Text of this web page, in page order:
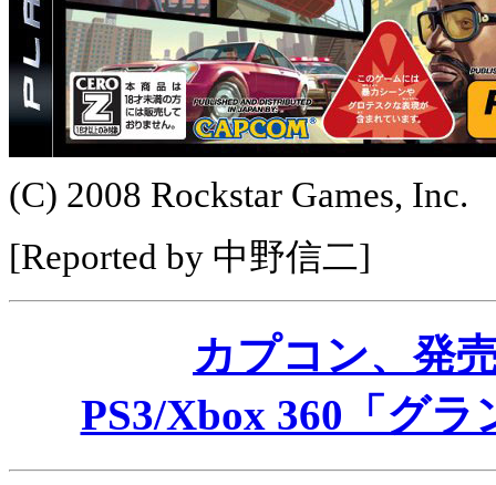
(C) 2008 Rockstar Games, Inc.
[Reported by 中野信二]
カプコン、発
PS3/Xbox 360「グ